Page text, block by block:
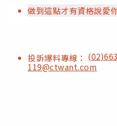
做到這點才有資格說愛
投訴爆料專線：
119@ctwant.com